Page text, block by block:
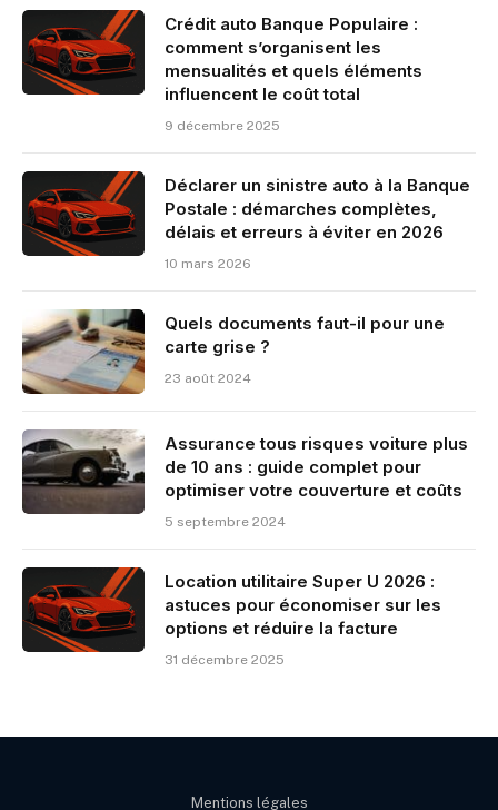
Crédit auto Banque Populaire :
comment s’organisent les
mensualités et quels éléments
influencent le coût total
9 décembre 2025
Déclarer un sinistre auto à la Banque
Postale : démarches complètes,
délais et erreurs à éviter en 2026
10 mars 2026
Quels documents faut-il pour une
carte grise ?
23 août 2024
Assurance tous risques voiture plus
de 10 ans : guide complet pour
optimiser votre couverture et coûts
5 septembre 2024
Location utilitaire Super U 2026 :
astuces pour économiser sur les
options et réduire la facture
31 décembre 2025
Mentions légales